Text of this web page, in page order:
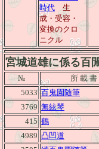
時代 生
成・受容・
変換のクロ
ニクル
宮城道雄に係る百
№ 所 載 書
5033 百鬼園随筆
3769 無絃琴
415 鶴
4989 凸凹道